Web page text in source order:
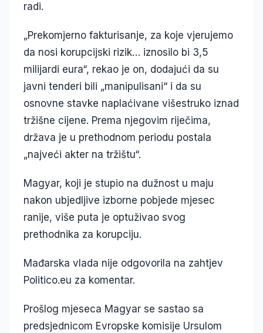
radi.
„Prekomjerno fakturisanje, za koje vjerujemo
da nosi korupcijski rizik… iznosilo bi 3,5
milijardi eura“, rekao je on, dodajući da su
javni tenderi bili „manipulisani“ i da su
osnovne stavke naplaćivane višestruko iznad
tržišne cijene. Prema njegovim riječima,
država je u prethodnom periodu postala
„najveći akter na tržištu“.
Magyar, koji je stupio na dužnost u maju
nakon ubjedljive izborne pobjede mjesec
ranije, više puta je optuživao svog
prethodnika za korupciju.
Mađarska vlada nije odgovorila na zahtjev
Politico.eu za komentar.
Prošlog mjeseca Magyar se sastao sa
predsjednicom Evropske komisije Ursulom